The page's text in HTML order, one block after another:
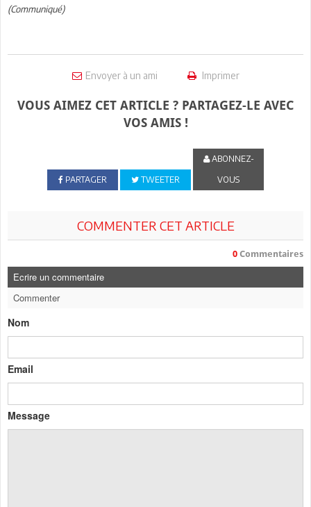
(Communiqué)
Envoyer à un ami Imprimer
VOUS AIMEZ CET ARTICLE ? PARTAGEZ-LE AVEC
VOS AMIS !
PARTAGER TWEETER
ABONNEZ-
VOUS
COMMENTER CET ARTICLE
0 Commentaires
Ecrire un commentaire
Commenter
Nom
Email
Message